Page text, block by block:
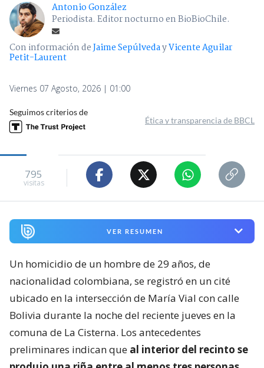
Antonio González
Periodista. Editor nocturno en BioBioChile.
Con información deJaime SepúlvedayVicente Aguilar
Petit-Laurent
Viernes 07 Agosto, 2026 | 01:00
Seguimos criterios de
Ética y transparencia de BBCL
795
visitas
VER RESUMEN
Un homicidio de un hombre de 29 años, de
nacionalidad colombiana, se registró en un cité
ubicado en la intersección de María Vial con calle
Bolivia durante la noche del reciente jueves en la
comuna de La Cisterna. Los antecedentes
preliminares indican que al interior del recinto se